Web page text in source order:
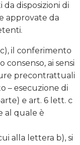
disposizioni di
approvate da
il conferimento
ai sensi
precontrattuali
– esecuzione di
e art. 6 lett. c
al quale è
alla lettera b), si